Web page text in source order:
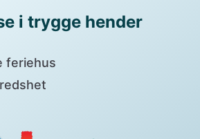
i trygge hender
feriehus